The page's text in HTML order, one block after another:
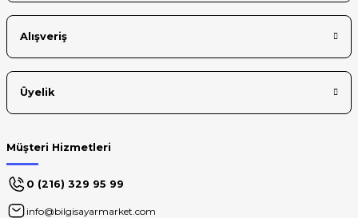
Alışveriş
Üyelik
Müşteri Hizmetleri
0 (216) 329 95 99
info@bilgisayarmarket.com